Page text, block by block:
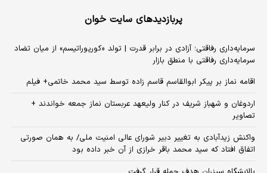
پربازدیدهای سایت خوان
سرمایه‌داری رفاقتی؛ آزادی در برابر قدرت | تولد «کورپوراتیسم» از میان تضاد
سرمایه‌داری رفاقتی با منطق بازار
اقامه نماز بر پیکر ابوالقاسم قاسم زاده توسط سید محمد خاتمی+ فیلم
اردوغان و شهباز شریف در کنار ولیعهد عربستان نماز جمعه خواندند +
تصاویر
واکنش زیدآبادی به تغییر دبیر شورای عالی امنیت ملی/ به همان صورتی
اتفاق افتاد که سید محمد باقر خرازی از آن خبر داده بود